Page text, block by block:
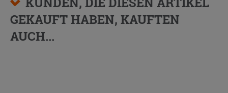
GEKAUFT HABEN, KAUFTEN
AUCH...